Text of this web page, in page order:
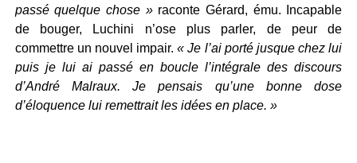
passé quelque chose » raconte Gérard, ému. Incapable
de bouger, Luchini n’ose plus parler, de peur de
commettre un nouvel impair.« Je l’ai porté jusque chez lui
puis je lui ai passé en boucle l’intégrale des discours
d’André Malraux. Je pensais qu’une bonne dose
d’éloquence lui remettrait les idées en place. »